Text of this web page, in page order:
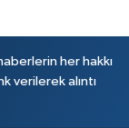
her hakkı
verilerek alıntı